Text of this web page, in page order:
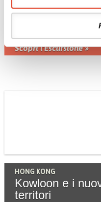
Rickshaw, in
Scopri l'Escursione »
HONG KONG
Kowloon e i
territori